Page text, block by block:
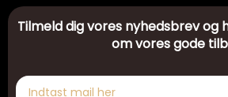
Tilmeld dig vores nyhedsbrev og
om vores gode